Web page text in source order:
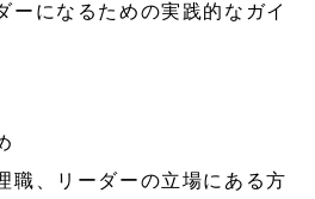
ーになるための実践的なガイ
職、リーダーの立場にある方